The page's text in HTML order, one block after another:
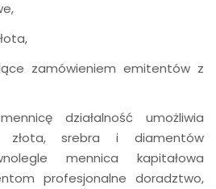
zamówieniem emitentów z
działalność umożliwia
złota, srebra i diamentów
mennica kapitałowa
profesjonalne doradztwo,